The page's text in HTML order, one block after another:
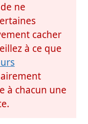
ne
cacher
à ce que
à chacun une